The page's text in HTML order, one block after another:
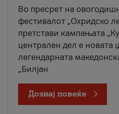
Во пресрет на
фестивалот „Охридско
претстави кампањата
централен дел е новата
легендарната
„Билјан
Дознај повеќе